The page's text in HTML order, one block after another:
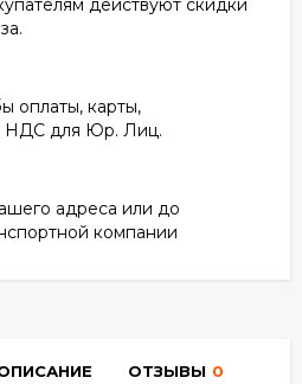
действуют скидки
оплаты, карты,
НДС для Юр. Лиц.
адреса или до
компании
ОТЗЫВЫ 0